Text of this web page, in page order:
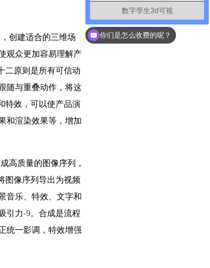
创建适合的三维场
观众更加容易理解产
二原则是所有可信动
随与重叠动作，将这
特效，可以使产品演
和渲染效果等，增加
高质量的图像序列，
图像序列导出为视频
音乐、特效、文字和
引力-9。合成是流程
统一影调，特效增强
数字孪生3d可视
你们是怎么收费的呢？